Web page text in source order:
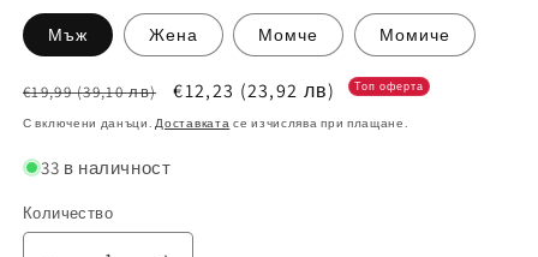
Мъж Жена Момче Момиче
Обичайна
цена
€19,99(39,10 лв)
Цена
при
€12,23 (23,92 лв) Топ оферта
С включени данъци.Доставката се изчислява при плащане.
33 в наличност
Количество